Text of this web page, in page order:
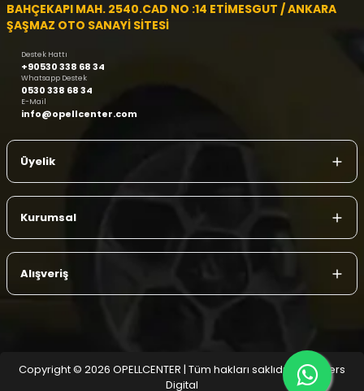
BAHÇEKAPI MAH. 2540.CAD NO :14 ETİMESGUT / ANKARA
ŞAŞMAZ OTO SANAYİ SİTESİ
Destek Hattı
+90530 338 68 34
Whatsapp Destek
0530 338 68 34
E-Mail
info@opellcenter.com
Üyelik
Kurumsal
Alışveriş
Copyright © 2026 OPELLCENTER | Tüm hakları saklıdır.
| Reliefers
Digital